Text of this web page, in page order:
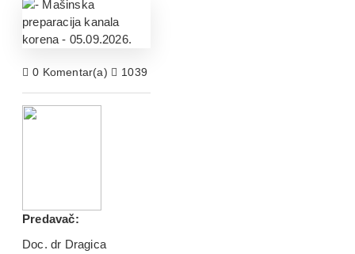
0 Komentar(a) 1039 Pregled(a)
Predavač:
Doc. dr Dragica